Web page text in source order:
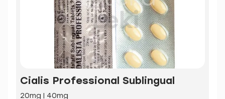
Cialis Professional Sublingual
20mg | 40mg